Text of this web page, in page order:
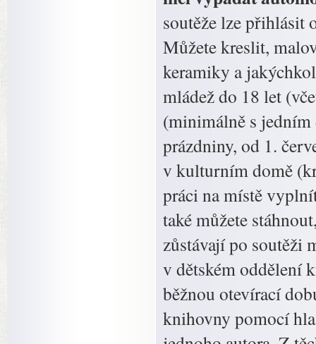
soutěže lze přihlásit
Můžete kreslit,
keramiky a
mládež do 18 let
(minimálně s jedním
prázdniny, od 1.
v kulturním domě
práci na místě
také můžete
zůstávají po soutěži
v dětském oddělení
běžnou otevírací
knihovny pomocí